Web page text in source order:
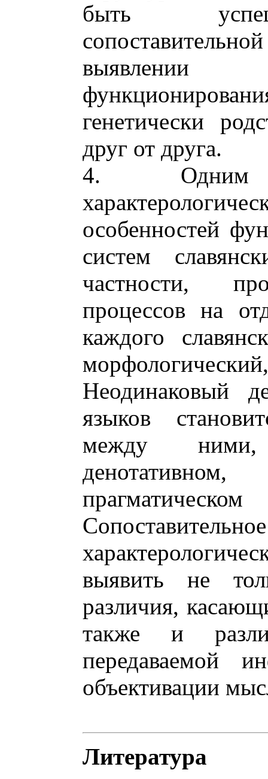
быть
генетически
друг от друга.
4. Одним
особенностей
систем
частности,
процессов на
каждого
Неодинаковый
языков
между
выявить не
различия,
также и
передаваемой
объективации
Литература